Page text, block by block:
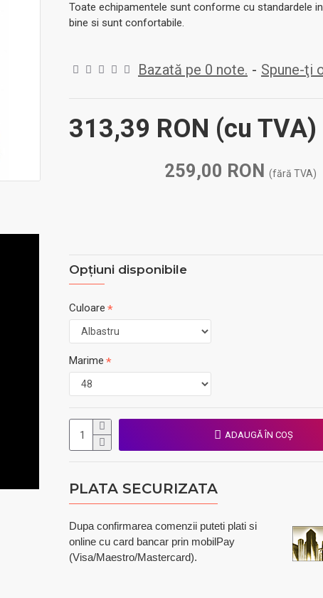
Toate echipamentele sunt conforme cu standardele
bine si sunt confortabile.
Bazată pe 0 note. - Spune-ţi
259,00 RON (fără TVA)
313,39 RON (cu TVA)
Opţiuni disponibile
Culoare
Marime
ADAUGĂ ÎN COŞ
PLATA SECURIZATA
Dupa confirmarea comenzii puteti plati si
online cu card bancar prin mobilPay
(Visa/Maestro/Mastercard).